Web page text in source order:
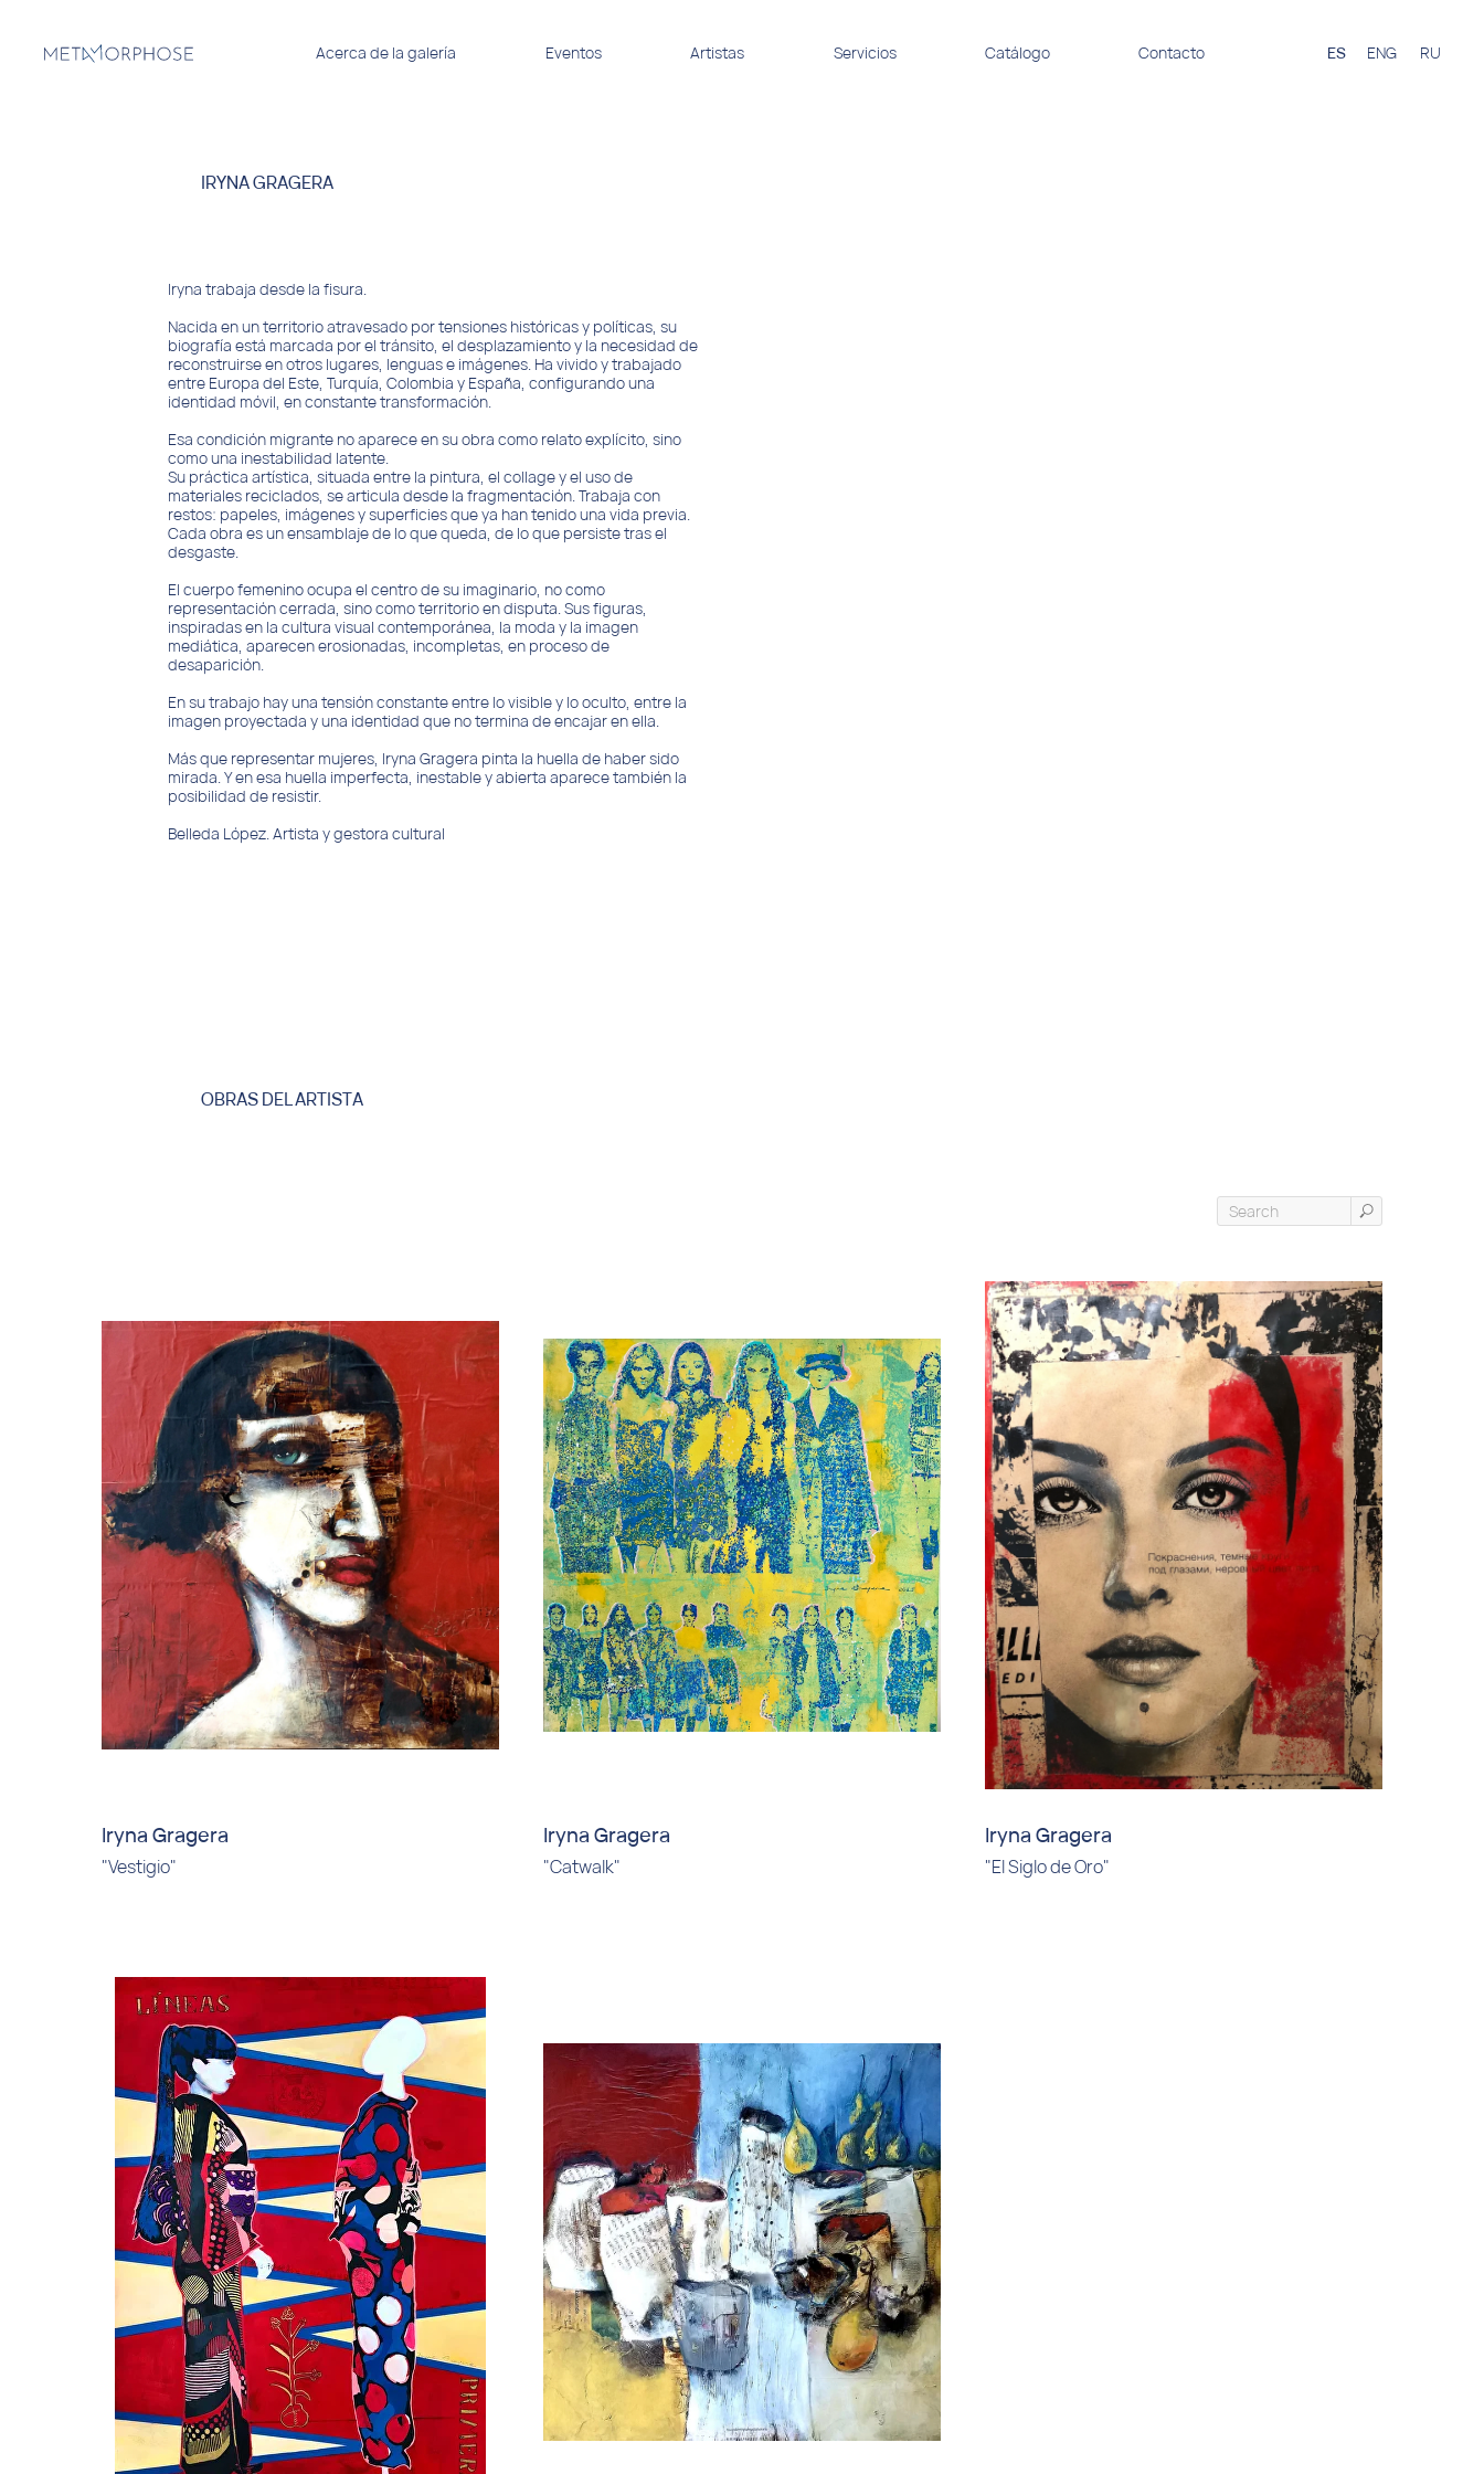
Acerca de la galería ENG
ES RU
Eventos Artistas Servicios Contacto
Catálogo
Iryna trabaja desde la fisura.
Nacida en un territorio atravesado por tensiones históricas y políticas, su
biografía está marcada por el tránsito, el desplazamiento y la necesidad de
reconstruirse en otros lugares, lenguas e imágenes. Ha vivido y trabajado
entre Europa del Este, Turquía, Colombia y España, configurando una
identidad móvil, en constante transformación.
Esa condición migrante no aparece en su obra como relato explícito, sino
como una inestabilidad latente.
Su práctica artística, situada entre la pintura, el collage y el uso de
materiales reciclados, se articula desde la fragmentación. Trabaja con
restos: papeles, imágenes y superficies que ya han tenido una vida previa.
Cada obra es un ensamblaje de lo que queda, de lo que persiste tras el
desgaste.
El cuerpo femenino ocupa el centro de su imaginario, no como
representación cerrada, sino como territorio en disputa. Sus figuras,
inspiradas en la cultura visual contemporánea, la moda y la imagen
mediática, aparecen erosionadas, incompletas, en proceso de
desaparición.
En su trabajo hay una tensión constante entre lo visible y lo oculto, entre la
imagen proyectada y una identidad que no termina de encajar en ella.
Más que representar mujeres, Iryna Gragera pinta la huella de haber sido
mirada. Y en esa huella imperfecta, inestable y abierta aparece también la
posibilidad de resistir.
Belleda López. Artista y gestora cultural
IRYNA GRAGERA
OBRAS DEL ARTISTA
Iryna Gragera
"Vestigio"
Iryna Gragera
"Catwalk"
Iryna Gragera
"El Siglo de Oro"